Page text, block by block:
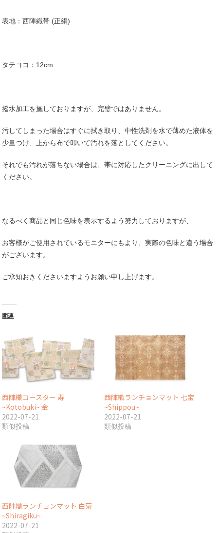
表地：西陣織帯 (正絹)
タテヨコ：12cm
撥水加工を施しておりますが、完璧ではありません。
汚してしまった場合はすぐに拭き取り、中性洗剤を水で薄めた液体を
少量つけ、上から布で叩いて汚れを落としてください。
それでも汚れが落ちない場合は、帯に対応したクリーニングに出して
ください。
なるべく商品と同じ色味を表示するよう努力しておりますが、
お客様がご使用されているモニターにもより、実際の色味と違う場合
がございます。
ご承知おきくださいますようお願い申し上げます。
関連
西陣織コースター 寿
~Kotobuki~ 金
2022-07-21
類似投稿
西陣織ランチョンマット 七宝
~Shippou~
2022-07-21
類似投稿
西陣織ランチョンマット 白菊
~Shiragiku~
2022-07-21